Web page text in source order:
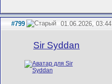
#799 01.06.2026, 03:44
Sir Syddan